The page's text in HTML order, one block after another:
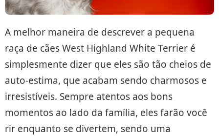
A melhor maneira de descrever a pequena
raça de cães West Highland White Terrier é
simplesmente dizer que eles são tão cheios de
auto-estima, que acabam sendo charmosos e
irresistíveis. Sempre atentos aos bons
momentos ao lado da família, eles farão você
rir enquanto se divertem, sendo uma